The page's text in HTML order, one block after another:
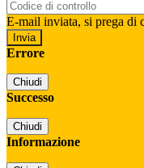
E-mail inviata, si prega di
Errore
Chiudi
Successo
Chiudi
Informazione